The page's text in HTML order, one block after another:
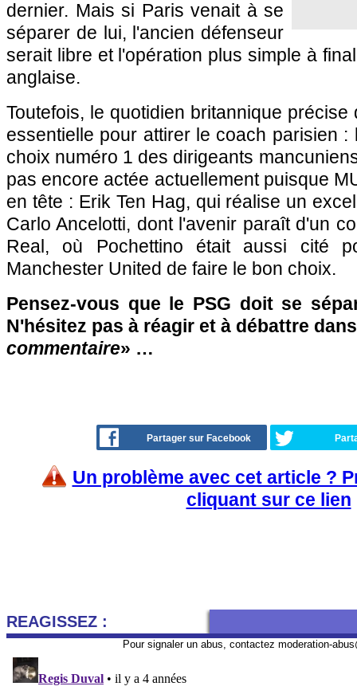
dernier. Mais si Paris venait à se
séparer de lui, l'ancien défenseur
serait libre et l'opération plus simple à
anglaise.
Toutefois, le quotidien britannique
essentielle pour attirer le coach parisien :
choix numéro 1 des dirigeants
pas encore actée actuellement puisque
en tête : Erik Ten Hag, qui réalise un
Carlo Ancelotti, dont l'avenir paraît d'un
Real, où Pochettino était aussi cité
Manchester United de faire le bon choix.
Pensez-vous que le PSG doit se
N'hésitez pas à réagir et à débattre
commentaire» …
Partager sur Facebook
Un problème avec cet article ?
cliquant sur ce lien
REAGISSEZ :
Pour signaler un abus, contactez moderation-